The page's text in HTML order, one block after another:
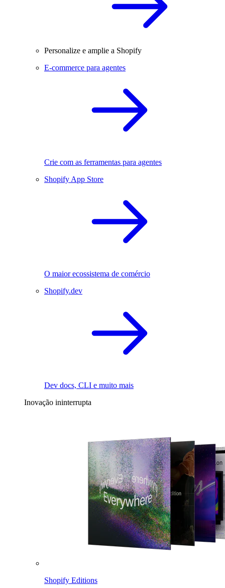
Personalize e amplie a Shopify
E-commerce para agentes
Crie com as ferramentas para agentes
Shopify App Store
O maior ecossistema de comércio
Shopify.dev
Dev docs, CLI e muito mais
Inovação ininterrupta
Shopify Editions